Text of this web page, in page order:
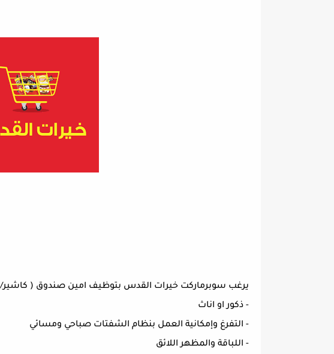
يرغب سوبرماركت خيرات القدس بتوظيف امين صندوق ( كاشير/ه
- ذكور او اناث
- التفرغ وإمكانية العمل بنظام الشفتات صباحي ومسائي
- اللباقة والمظهر اللائق